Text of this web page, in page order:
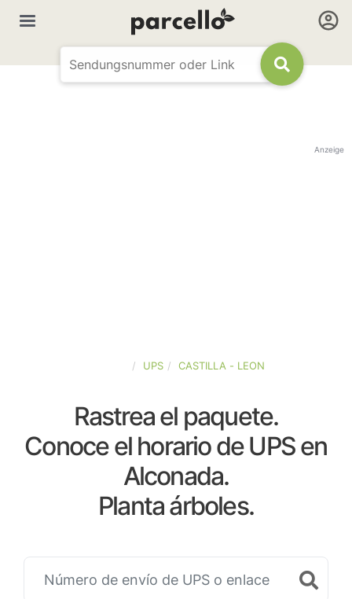
Anzeige
UPS CASTILLA - LEON
Rastrea el paquete.
Conoce el horario de UPS en
Alconada.
Planta árboles.